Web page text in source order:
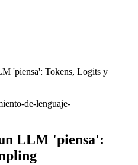
'piensa': Tokens, Logits y
de-lenguaje-
LLM 'piensa':